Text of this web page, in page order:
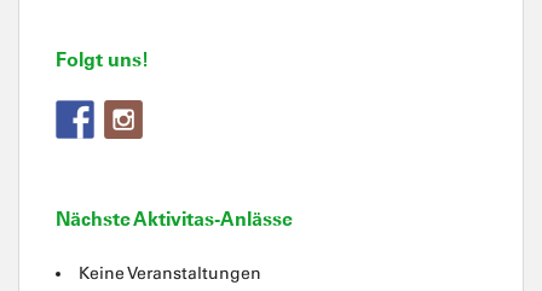
Folgt uns!
Nächste Aktivitas-Anlässe
Keine Veranstaltungen